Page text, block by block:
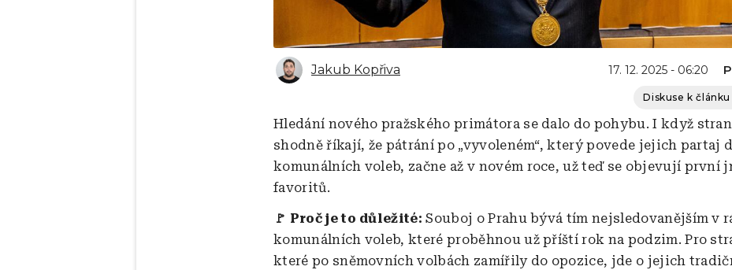
Jakub Kopřiva 17. 12. 2025 - 06:20
Diskuse k článku
Hledání nového pražského primátora se dalo do pohybu. I když
shodně říkají, že pátrání po „vyvoleném“, který povede jejich partaj
komunálních voleb, začne až v novém roce, už teď se objevují první
favoritů.
🚩 Proč je to důležité:Souboj o Prahu bývá tím nejsledovanějším v
komunálních voleb, které proběhnou už příští rok na podzim. Pro
které po sněmovních volbách zamířily do opozice, jde o jejich